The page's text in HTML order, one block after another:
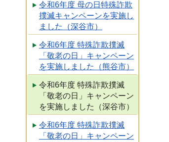
令和6年度 母の日特殊詐欺
撲滅キャンペーンを実施し
ました（深谷市）
令和6年度 特殊詐欺撲滅
「敬老の日」キャンペーン
を実施しました（熊谷市）
令和6年度 特殊詐欺撲滅
「敬老の日」キャンペーン
を実施しました（深谷市）
令和6年度 特殊詐欺撲滅
「敬老の日」キャンペーン